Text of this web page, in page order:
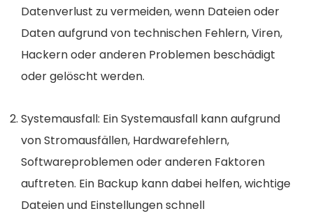
Datenverlust zu vermeiden, wenn Dateien oder
Daten aufgrund von technischen Fehlern, Viren,
Hackern oder anderen Problemen beschädigt
oder gelöscht werden.
Systemausfall: Ein Systemausfall kann aufgrund
von Stromausfällen, Hardwarefehlern,
Softwareproblemen oder anderen Faktoren
auftreten. Ein Backup kann dabei helfen, wichtige
Dateien und Einstellungen schnell